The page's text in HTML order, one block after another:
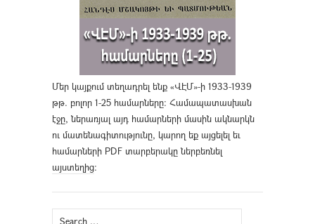
Մեր կայքում տեղադրել ենք «ՎԷՄ»-ի 1933-1939
թթ. բոլոր 1-25 համարները։ Համապատասխան
էջը, ներառյալ այդ համարների մասին ակնարկն
ու մատենագիտությունը, կարող եք այցելել եւ
համարների PDF տարբերակը ներբեռնել
այստեղից։
Search